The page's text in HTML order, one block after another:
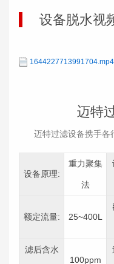
设备脱水视
1644227713991704.mp4
迈特
迈特过滤设备携手各
设备原理:
重力聚集
法
额定流量: 25~400L
滤后含水
100ppm